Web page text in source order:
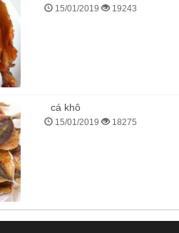
15/01/2019 19243
cá khô
15/01/2019 18275